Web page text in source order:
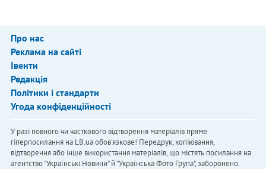
Про нас
Реклама на сайті
Івенти
Редакція
Політики і стандарти
Угода конфіденційності
У разі повного чи часткового відтворення матеріалів пряме
гіперпосилання на LB.ua обов'язкове! Передрук, копіювання,
відтворення або інше використання матеріалів, що містять посилання на
агентство "Українськi Новини" й "Українська Фото Група", заборонено.